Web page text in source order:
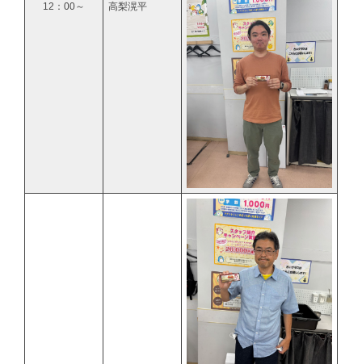
12：00～ 高梨滉平